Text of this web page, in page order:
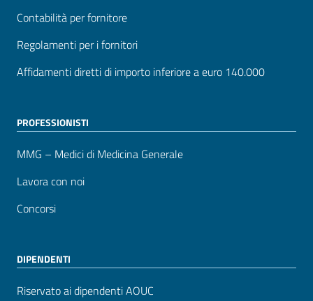
Contabilità per fornitore
Regolamenti per i fornitori
Affidamenti diretti di importo inferiore a euro 140.000
PROFESSIONISTI
MMG – Medici di Medicina Generale
Lavora con noi
Concorsi
DIPENDENTI
Riservato ai dipendenti AOUC